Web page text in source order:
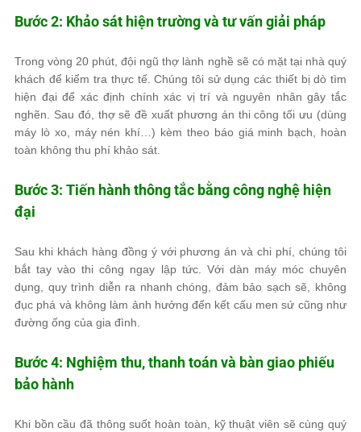
Bước 2: Khảo sát hiện trường và tư vấn giải pháp
Trong vòng 20 phút, đội ngũ thợ lành nghề sẽ có mặt tại nhà quý
khách để kiểm tra thực tế. Chúng tôi sử dụng các thiết bị dò tìm
hiện đại để xác định chính xác vị trí và nguyên nhân gây tắc
nghẽn. Sau đó, thợ sẽ đề xuất phương án thi công tối ưu (dùng
máy lò xo, máy nén khí…) kèm theo báo giá minh bạch, hoàn
toàn không thu phí khảo sát.
Bước 3: Tiến hành thông tắc bằng công nghệ hiện
đại
Sau khi khách hàng đồng ý với phương án và chi phí, chúng tôi
bắt tay vào thi công ngay lập tức. Với dàn máy móc chuyên
dụng, quy trình diễn ra nhanh chóng, đảm bảo sạch sẽ, không
đục phá và không làm ảnh hưởng đến kết cấu men sứ cũng như
đường ống của gia đình.
Bước 4: Nghiệm thu, thanh toán và bàn giao phiếu
bảo hành
Khi bồn cầu đã thông suốt hoàn toàn, kỹ thuật viên sẽ cùng quý